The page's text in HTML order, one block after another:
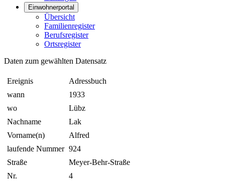
Einwohnerportal
Übersicht
Familienregister
Berufsregister
Ortsregister
Daten zum gewählten Datensatz
Ereignis
Adressbuch
wann
1933
wo
Lübz
Nachname
Lak
Vorname(n)
Alfred
laufende Nummer 924
Straße
Meyer-Behr-Straße
Nr.
4